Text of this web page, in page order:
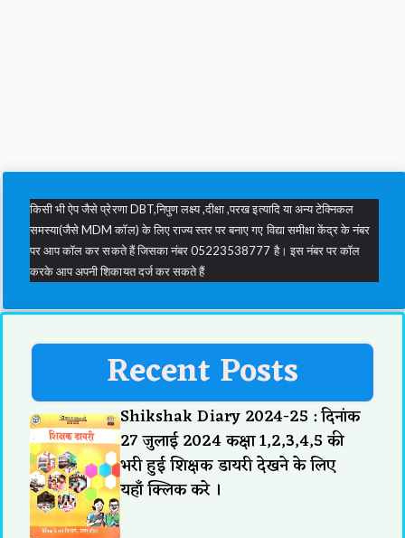
किसी भी ऐप जैसे प्रेरणा DBT,निपुण लक्ष्य ,दीक्षा ,परख इत्यादि या अन्य टेक्निकल
समस्या(जैसे MDM कॉल) के लिए राज्य स्तर पर बनाए गए विद्या समीक्षा केंद्र के नंबर
पर आप कॉल कर सकते हैं जिसका नंबर 05223538777 है। इस नंबर पर कॉल
करके आप अपनी शिकायत दर्ज कर सकते हैं
Recent Posts
Shikshak Diary 2024-25 : दिनांक
27 जुलाई 2024 कक्षा 1,2,3,4,5 की
भरी हुई शिक्षक डायरी देखने के लिए
यहाँ क्लिक करे ।